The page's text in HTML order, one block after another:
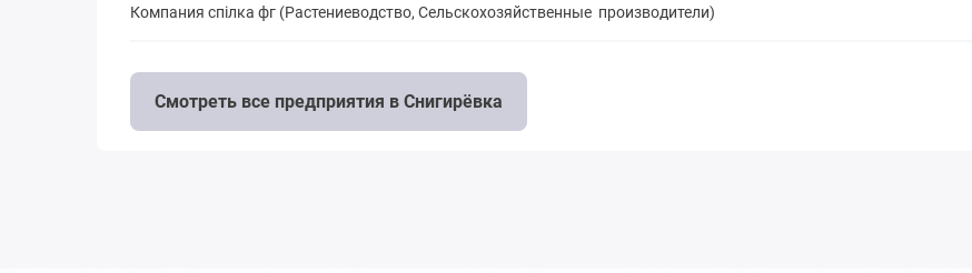
Компания спілка фг (Растениеводство, Сельскохозяйственные производители)
Смотреть все предприятия в Снигирёвка